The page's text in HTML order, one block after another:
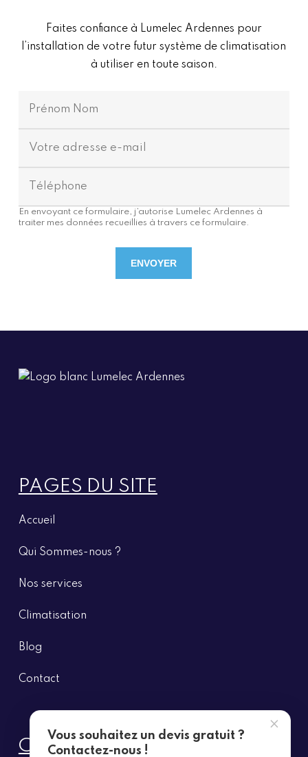
Faites confiance à Lumelec Ardennes pour
l’installation de votre futur système de climatisation
à utiliser en toute saison.
En envoyant ce formulaire, j’autorise Lumelec Ardennes à
traiter mes données recueillies à travers ce formulaire.
PAGES DU SITE
Accueil
Qui Sommes-nous ?
Nos services
Climatisation
Blog
Contact
CONTACT
×
Vous souhaitez un devis gratuit ?
Contactez-nous !